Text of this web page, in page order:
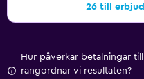
26 till
Hur påverkar betalningar
rangordnar vi resultaten?